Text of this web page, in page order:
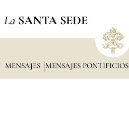
La SANTA SEDE
MENSAJES MENSAJES PONTIFICIOS